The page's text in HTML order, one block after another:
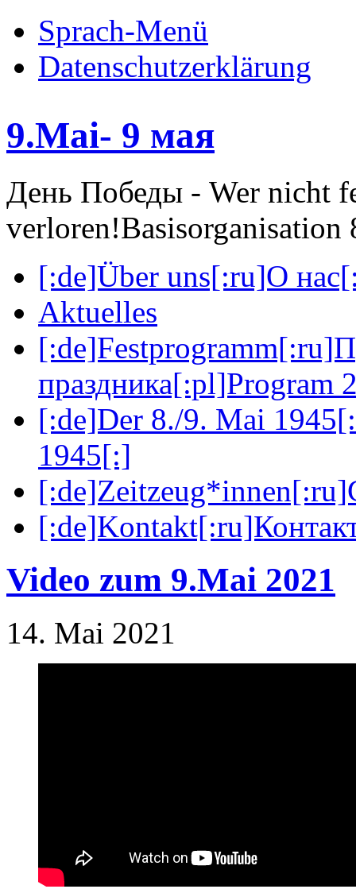
Sprach-Menü
Datenschutzerklärung
9.Mai- 9 мая
День Победы - Wer nicht
verloren!
[:de]Über uns[:ru]О
Aktuelles
праздника[:pl]Program
[:de]Der 8./9. Mai
1945[:]
Video zum 9.Mai 2021
14. Mai 2021